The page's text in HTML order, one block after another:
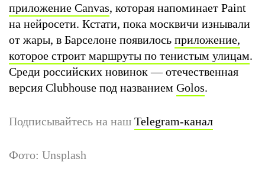
приложение Canvas, которая напоминает Paint
на нейросети. Кстати, пока москвичи изнывали
от жары, в Барселоне появилось приложение,
которое строит маршруты по тенистым улицам.
Среди российских новинок — отечественная
версия Clubhouse под названием Golos.
Подписывайтесь на наш Telegram-канал
Фото: Unsplash